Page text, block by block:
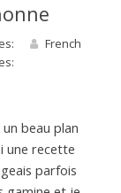
French
beau plan
une recette
parfois